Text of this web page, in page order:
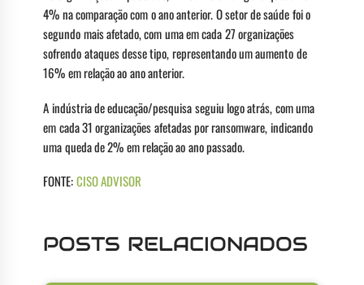
4% na comparação com o ano anterior. O setor de saúde foi o
segundo mais afetado, com uma em cada 27 organizações
sofrendo ataques desse tipo, representando um aumento de
16% em relação ao ano anterior.
A indústria de educação/pesquisa seguiu logo atrás, com uma
em cada 31 organizações afetadas por ransomware, indicando
uma queda de 2% em relação ao ano passado.
FONTE:CISO ADVISOR
POSTS RELACIONADOS